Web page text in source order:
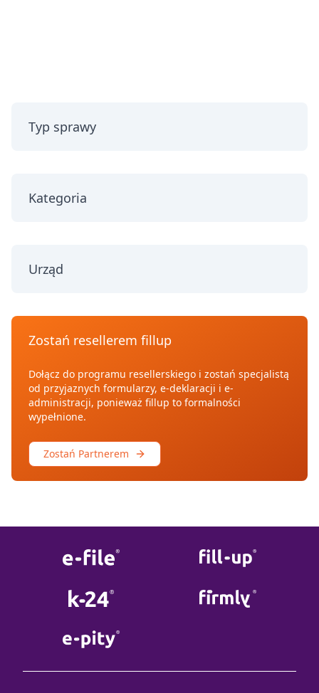
Typ sprawy
Kategoria
Urząd
Zostań resellerem fillup
Dołącz do programu resellerskiego i zostań specjalistą
od przyjaznych formularzy, e-deklaracji i e-
administracji, ponieważ fillup to formalności
wypełnione.
Zostań Partnerem